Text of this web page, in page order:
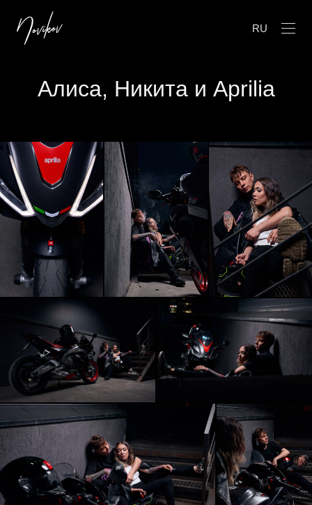
RU
Алиса, Никита и Aprilia